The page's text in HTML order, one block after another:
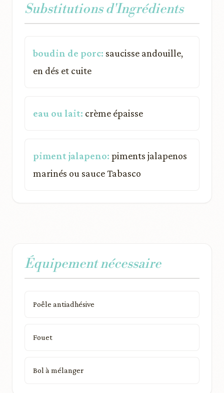
Substitutions d'Ingrédients
boudin de porc: saucisse andouille,
en dés et cuite
eau ou lait: crème épaisse
piment jalapeno: piments jalapenos
marinés ou sauce Tabasco
Équipement nécessaire
Poêle antiadhésive
Fouet
Bol à mélanger